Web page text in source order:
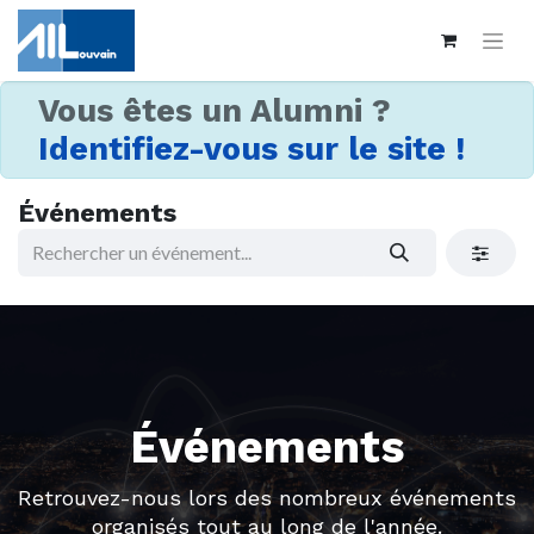
Vous êtes un Alumni ?
Identifiez-vous sur le site !
Événements
Événements
Retrouvez-nous lors des nombreux événements
organisés tout au long de l'année.